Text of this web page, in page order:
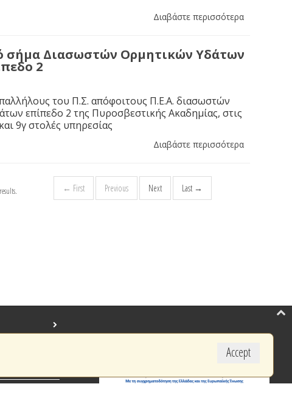
Διαβάστε περισσότερα
σήμα Διασωστών Ορμητικών Υδάτων
2
του Π.Σ. απόφοιτους Π.Ε.Α. διασωστών
επίπεδο 2 της Πυροσβεστικής Ακαδημίας, στις
9γ στολές υπηρεσίας
Διαβάστε περισσότερα
← First Previous Next Last →
Accept